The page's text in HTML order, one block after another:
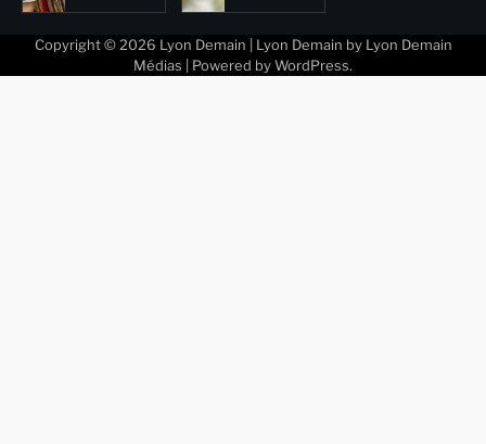
Copyright © 2026 Lyon Demain | Lyon Demain by Lyon Demain
Médias | Powered by WordPress.